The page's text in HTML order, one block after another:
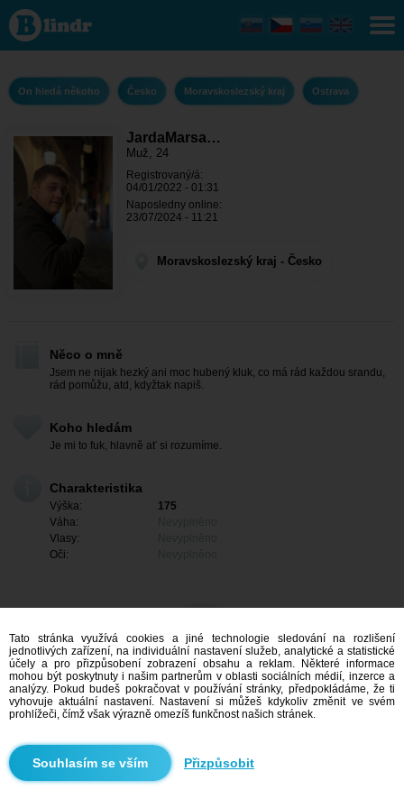
JardaMarsal - On
hledá někoho
Moravskoslezský
kraj - Ostrava
On hledá někoho Česko Moravskoslezský kraj Ostrava
JardaMarsa…
Muž, 24
Registrovaný/á:
04/01/2022 - 01:31
Naposledny online:
23/07/2024 - 11:21
Moravskoslezský kraj - Česko
Něco o mně
Jsem ne nijak hezký ani moc hubený kluk, co má rád každou srandu,
rád pomůžu, atd, kdyžtak napiš.
Koho hledám
Je mi to fuk, hlavně ať si rozumíme.
Charakteristika
Výška:
175
Váha:
Vlasy:
Oči:
Vyhledávání
Tato stránka využívá cookies a jiné technologie sledování na rozlišení
jednotlivých zařízení, na individuální nastavení služeb, analytické a statistické
účely a pro přizpůsobení zobrazení obsahu a reklam. Některé informace
mohou být poskytnuty i našim partnerům v oblasti sociálních médií, inzerce a
analýzy. Pokud budeš pokračovat v používání stránky, předpokládáme, že ti
vyhovuje aktuální nastavení. Nastavení si můžeš kdykoliv změnit ve svém
prohlížeči, čímž však výrazně omezíš funkčnost našich stránek.
Přizpůsobit